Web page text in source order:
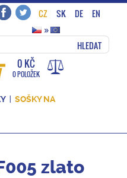
CZ SK DE
EN
»
HLEDAT
0 KČ
0 POLOŽEK
SOŠKY NA
zlato